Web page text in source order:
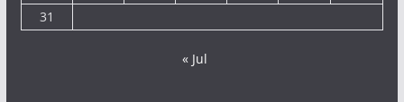
31
« Jul